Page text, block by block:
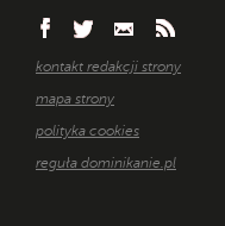
kontakt redakcji strony
mapa strony
polityka cookies
reguła dominikanie.pl